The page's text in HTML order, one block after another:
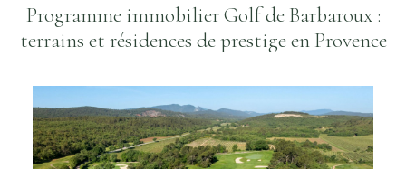
Programme immobilier Golf de Barbaroux :
terrains et résidences de prestige en Provence